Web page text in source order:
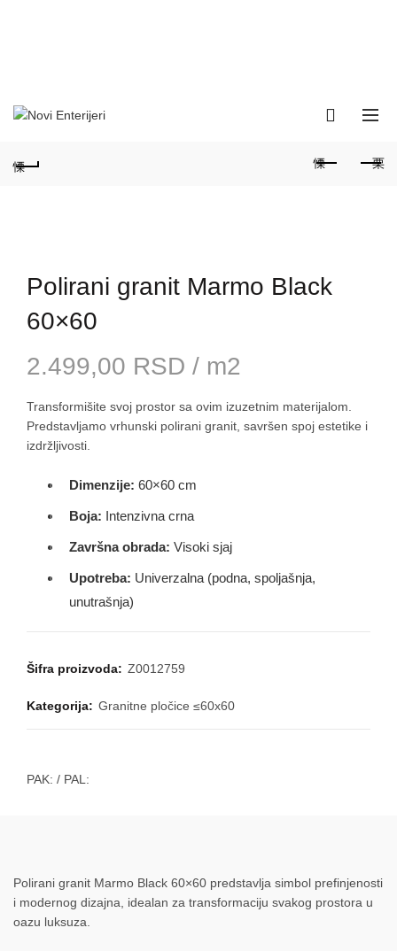
Polirani granit Marmo Black
60×60
2.499,00 RSD / m2
Transformišite svoj prostor sa ovim izuzetnim materijalom.
Predstavljamo vrhunski polirani granit, savršen spoj estetike i
izdržljivosti.
Dimenzije: 60×60 cm
Boja: Intenzivna crna
Završna obrada: Visoki sjaj
Upotreba: Univerzalna (podna, spoljašnja,
unutrašnja)
Šifra proizvoda: Z0012759
Kategorija: Granitne pločice ≤60x60
PAK: / PAL:
Polirani granit Marmo Black 60×60 predstavlja simbol prefinjenosti
i modernog dizajna, idealan za transformaciju svakog prostora u
oazu luksuza.